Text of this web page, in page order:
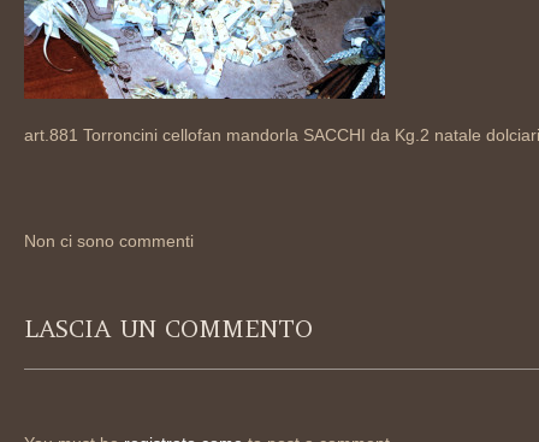
art.881 Torroncini cellofan mandorla SACCHI da Kg.2 natale
Non ci sono commenti
LASCIA UN COMMENTO